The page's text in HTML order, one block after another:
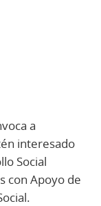
a
interesado
Social
con Apoyo de